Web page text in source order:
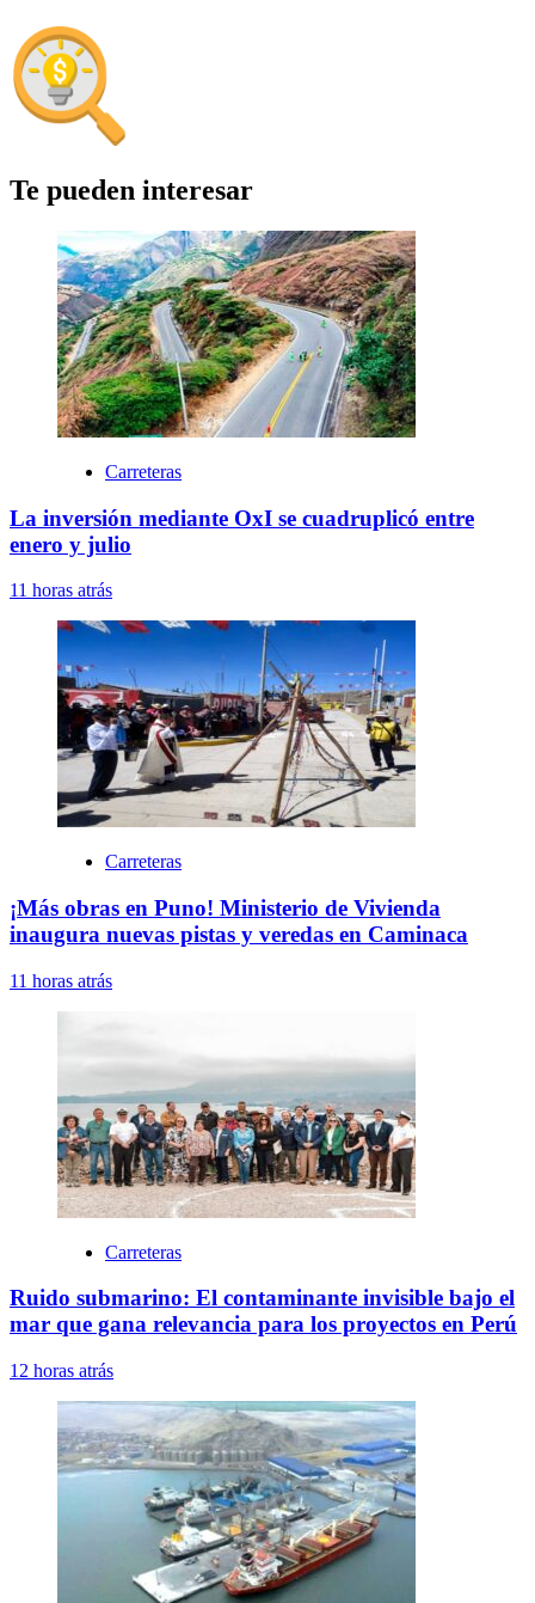
Te pueden interesar
Carreteras
La inversión mediante OxI se cuadruplicó entre
enero y julio
11 horas atrás
Carreteras
¡Más obras en Puno! Ministerio de Vivienda
inaugura nuevas pistas y veredas en Caminaca
11 horas atrás
Carreteras
Ruido submarino: El contaminante invisible bajo el
mar que gana relevancia para los proyectos en Perú
12 horas atrás